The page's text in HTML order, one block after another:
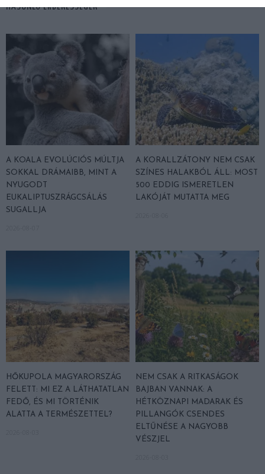
HASONLÓ ÉRDEKESSÉGEK
A KOALA EVOLÚCIÓS MÚLTJA
SOKKAL DRÁMAIBB, MINT A
NYUGODT
EUKALIPTUSZRÁGCSÁLÁS
SUGALLJA
A KORALLZÁTONY NEM CSAK
SZÍNES HALAKBÓL ÁLL: MOST
500 EDDIG ISMERETLEN
LAKÓJÁT MUTATTA MEG
HŐKUPOLA MAGYARORSZÁG
FELETT: MI EZ A LÁTHATATLAN
FEDŐ, ÉS MI TÖRTÉNIK
ALATTA A TERMÉSZETTEL?
NEM CSAK A RITKASÁGOK
BAJBAN VANNAK: A
HÉTKÖZNAPI MADARAK ÉS
PILLANGÓK CSENDES
ELTŰNÉSE A NAGYOBB
VÉSZJEL